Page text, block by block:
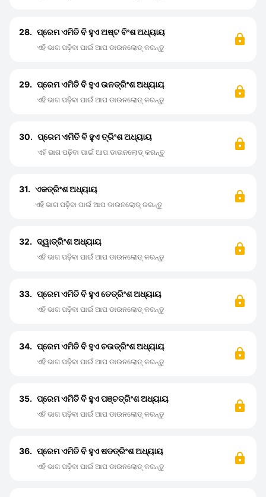
28. ପ୍ରେମ ଏମିତି ବି ହୁଏ ଅଷ୍ଟ ବିଂଶ ଅଧ୍ୟାୟ
ଏହି ଭାଗ ପଢ଼ିବା ପାଇଁ ଆପ ଡାଉନଲୋଡ୍ କରନ୍ତୁ
29. ପ୍ରେମ ଏମିତି ବି ହୁଏ ଉନତ୍ରିଂଶ ଅଧ୍ୟାୟ
ଏହି ଭାଗ ପଢ଼ିବା ପାଇଁ ଆପ ଡାଉନଲୋଡ୍ କରନ୍ତୁ
30. ପ୍ରେମ ଏମିତି ବି ହୁଏ ତ୍ରିଂଶ ଅଧ୍ୟାୟ
ଏହି ଭାଗ ପଢ଼ିବା ପାଇଁ ଆପ ଡାଉନଲୋଡ୍ କରନ୍ତୁ
31. ଏକତ୍ରିଂଶ ଅଧ୍ୟାୟ
ଏହି ଭାଗ ପଢ଼ିବା ପାଇଁ ଆପ ଡାଉନଲୋଡ୍ କରନ୍ତୁ
32. ଦ୍ୱାତ୍ରିଂଶ ଅଧ୍ୟାୟ
ଏହି ଭାଗ ପଢ଼ିବା ପାଇଁ ଆପ ଡାଉନଲୋଡ୍ କରନ୍ତୁ
33. ପ୍ରେମ ଏମିତି ବି ହୁଏ ତେତ୍ରିଂଶ ଅଧ୍ୟାୟ
ଏହି ଭାଗ ପଢ଼ିବା ପାଇଁ ଆପ ଡାଉନଲୋଡ୍ କରନ୍ତୁ
34. ପ୍ରେମ ଏମିତି ବି ହୁଏ ଚଉତ୍ରିଂଶ ଅଧ୍ୟାୟ
ଏହି ଭାଗ ପଢ଼ିବା ପାଇଁ ଆପ ଡାଉନଲୋଡ୍ କରନ୍ତୁ
35. ପ୍ରେମ ଏମିତି ବି ହୁଏ ପଞ୍ଚତ୍ରିଂଶ ଅଧ୍ୟାୟ
ଏହି ଭାଗ ପଢ଼ିବା ପାଇଁ ଆପ ଡାଉନଲୋଡ୍ କରନ୍ତୁ
36. ପ୍ରେମ ଏମିତି ବି ହୁଏ ଷଡତ୍ରିଂଶ ଅଧ୍ୟାୟ
ଏହି ଭାଗ ପଢ଼ିବା ପାଇଁ ଆପ ଡାଉନଲୋଡ୍ କରନ୍ତୁ